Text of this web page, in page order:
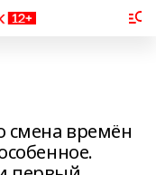
смена времён